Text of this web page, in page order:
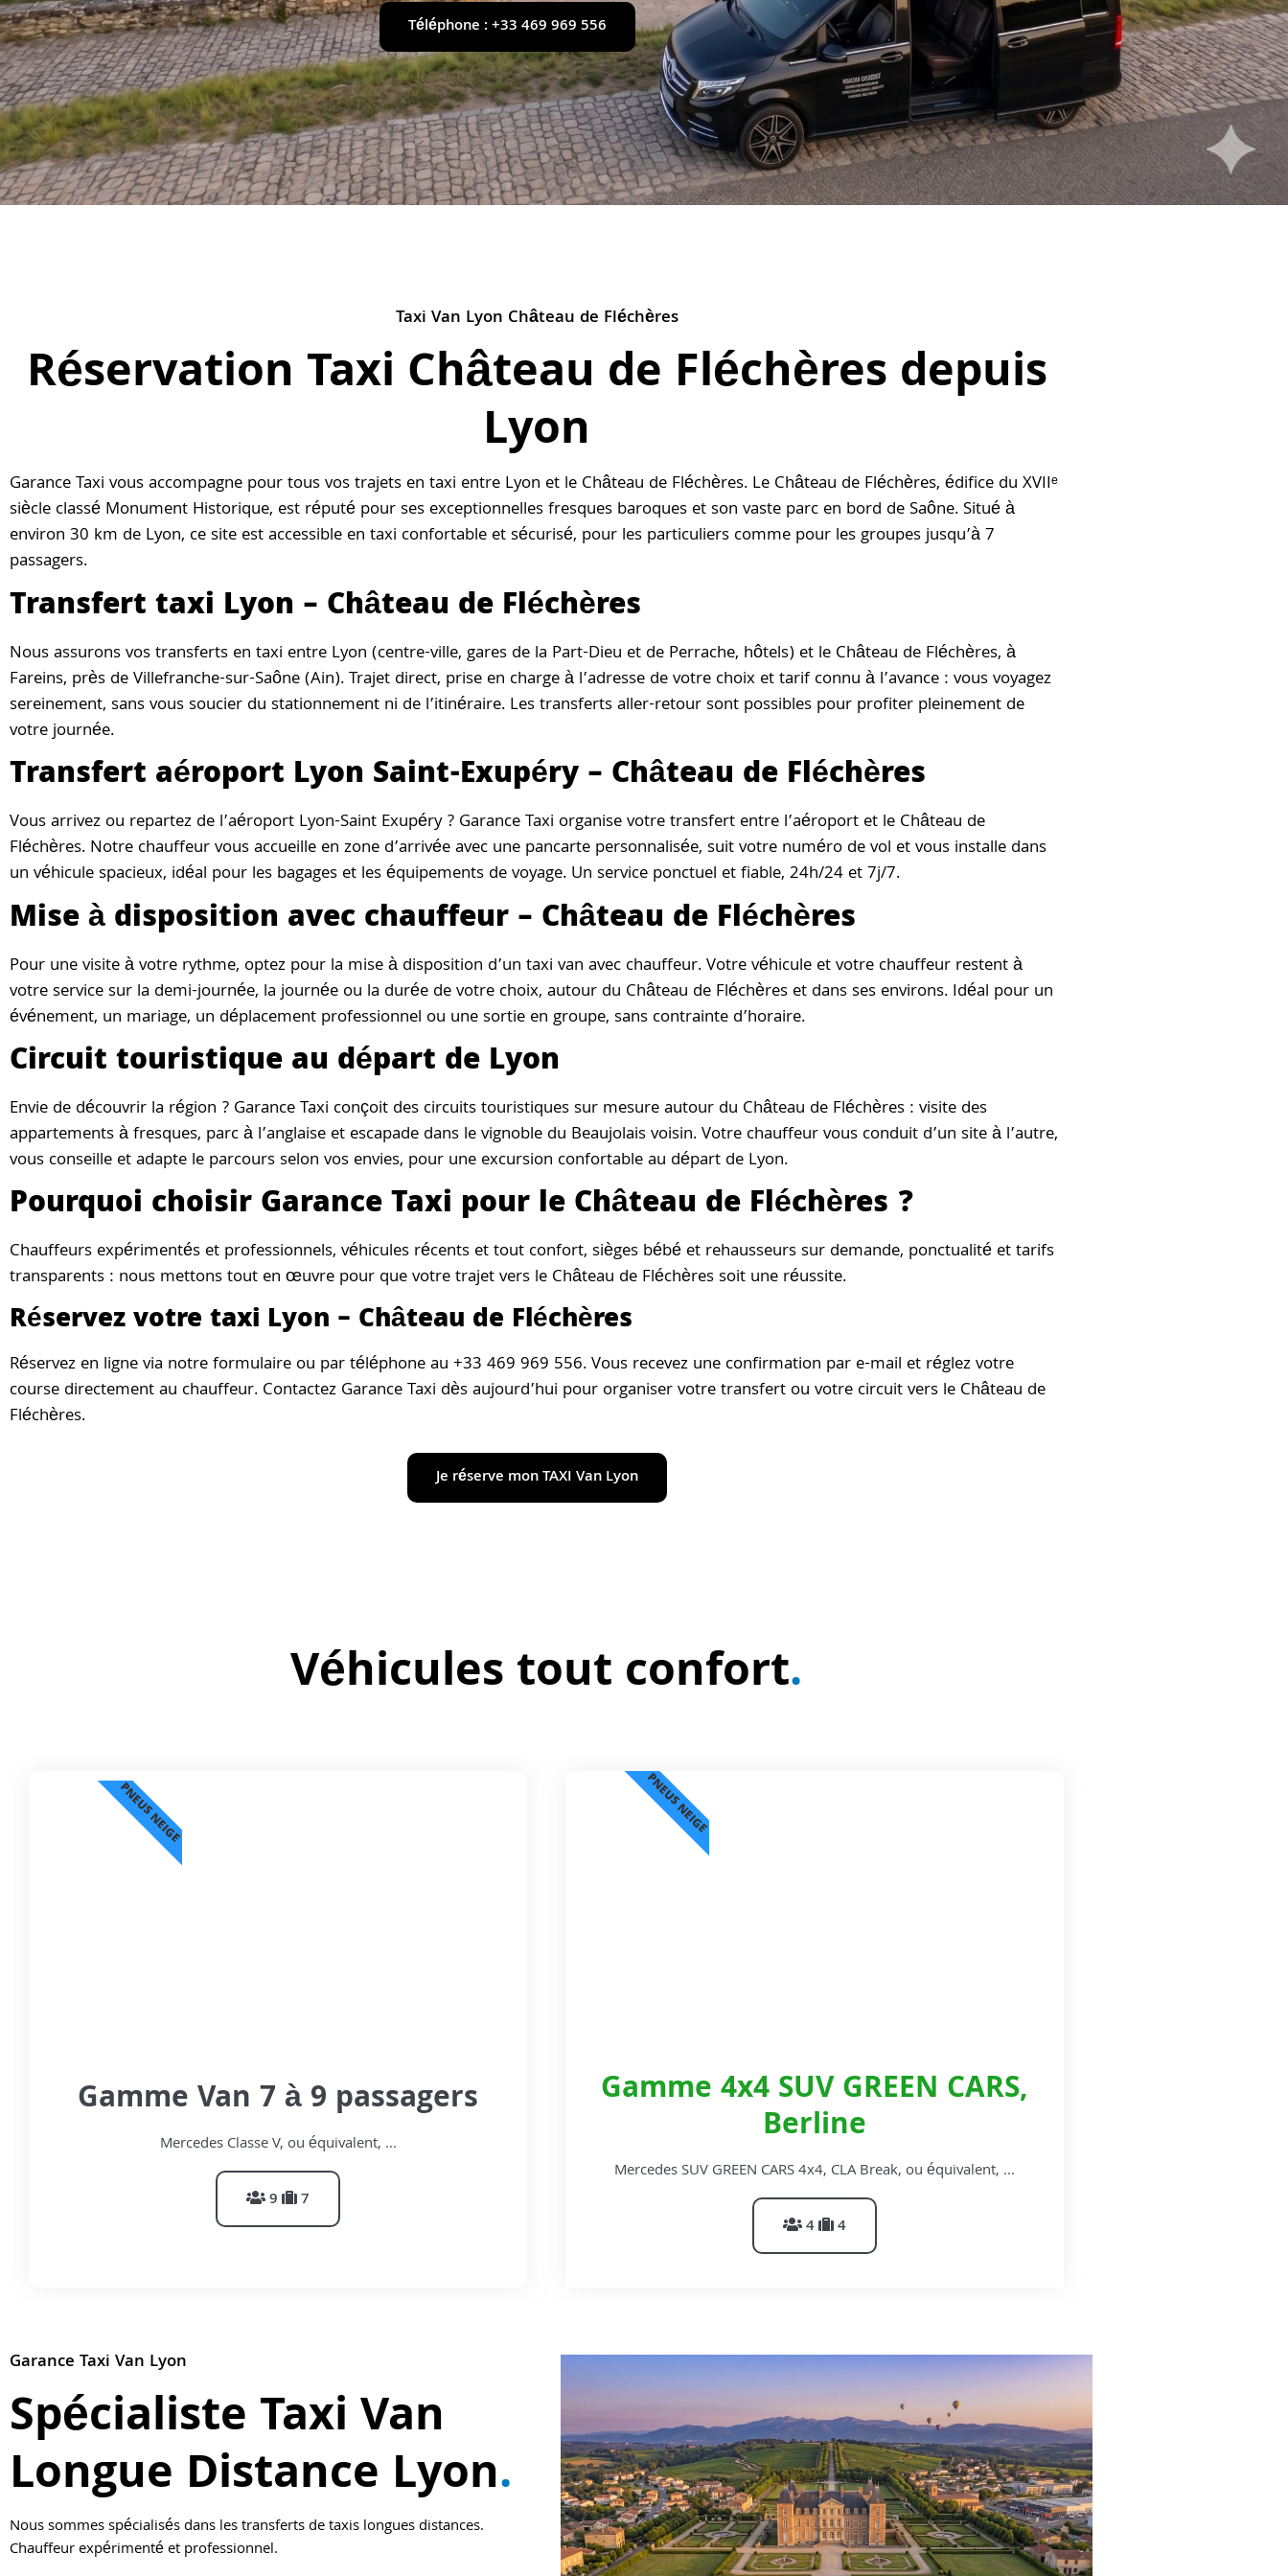
Téléphone : +33 469 969 556
Taxi Van Lyon Château de Fléchères
Réservation Taxi Château de Fléchères depuis
Lyon
Garance Taxi vous accompagne pour tous vos trajets en taxi entre Lyon et le Château de Fléchères. Le Château de Fléchères, édifice du XVIIᵉ
siècle classé Monument Historique, est réputé pour ses exceptionnelles fresques baroques et son vaste parc en bord de Saône. Situé à
environ 30 km de Lyon, ce site est accessible en taxi confortable et sécurisé, pour les particuliers comme pour les groupes jusqu’à 7
passagers.
Transfert taxi Lyon – Château de Fléchères
Nous assurons vos transferts en taxi entre Lyon (centre-ville, gares de la Part-Dieu et de Perrache, hôtels) et le Château de Fléchères, à
Fareins, près de Villefranche-sur-Saône (Ain). Trajet direct, prise en charge à l’adresse de votre choix et tarif connu à l’avance : vous voyagez
sereinement, sans vous soucier du stationnement ni de l’itinéraire. Les transferts aller-retour sont possibles pour profiter pleinement de
votre journée.
Transfert aéroport Lyon Saint-Exupéry – Château de Fléchères
Vous arrivez ou repartez de l’aéroport Lyon-Saint Exupéry ? Garance Taxi organise votre transfert entre l’aéroport et le Château de
Fléchères. Notre chauffeur vous accueille en zone d’arrivée avec une pancarte personnalisée, suit votre numéro de vol et vous installe dans
un véhicule spacieux, idéal pour les bagages et les équipements de voyage. Un service ponctuel et fiable, 24h/24 et 7j/7.
Mise à disposition avec chauffeur – Château de Fléchères
Pour une visite à votre rythme, optez pour la mise à disposition d’un taxi van avec chauffeur. Votre véhicule et votre chauffeur restent à
votre service sur la demi-journée, la journée ou la durée de votre choix, autour du Château de Fléchères et dans ses environs. Idéal pour un
événement, un mariage, un déplacement professionnel ou une sortie en groupe, sans contrainte d’horaire.
Circuit touristique au départ de Lyon
Envie de découvrir la région ? Garance Taxi conçoit des circuits touristiques sur mesure autour du Château de Fléchères : visite des
appartements à fresques, parc à l’anglaise et escapade dans le vignoble du Beaujolais voisin. Votre chauffeur vous conduit d’un site à l’autre,
vous conseille et adapte le parcours selon vos envies, pour une excursion confortable au départ de Lyon.
Pourquoi choisir Garance Taxi pour le Château de Fléchères ?
Chauffeurs expérimentés et professionnels, véhicules récents et tout confort, sièges bébé et rehausseurs sur demande, ponctualité et tarifs
transparents : nous mettons tout en œuvre pour que votre trajet vers le Château de Fléchères soit une réussite.
Réservez votre taxi Lyon – Château de Fléchères
Réservez en ligne via notre formulaire ou par téléphone au +33 469 969 556. Vous recevez une confirmation par e-mail et réglez votre
course directement au chauffeur. Contactez Garance Taxi dès aujourd’hui pour organiser votre transfert ou votre circuit vers le Château de
Fléchères.
Je réserve mon TAXI Van Lyon
Véhicules tout confort.
Gamme Van 7 à 9 passagers
Mercedes Classe V, ou équivalent, ...
9 7
PNEUS NEIGE
Gamme 4x4 SUV GREEN CARS,
Berline
Mercedes SUV GREEN CARS 4x4, CLA Break, ou équivalent, ...
4 4
PNEUS NEIGE
Garance Taxi Van Lyon
Spécialiste Taxi Van
Longue Distance Lyon.
Nous sommes spécialisés dans les transferts de taxis longues distances.
Chauffeur expérimenté et professionnel.